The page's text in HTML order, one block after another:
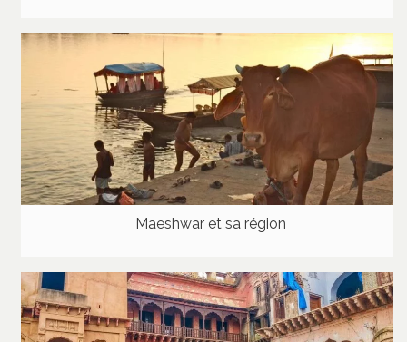
Maeshwar et sa région